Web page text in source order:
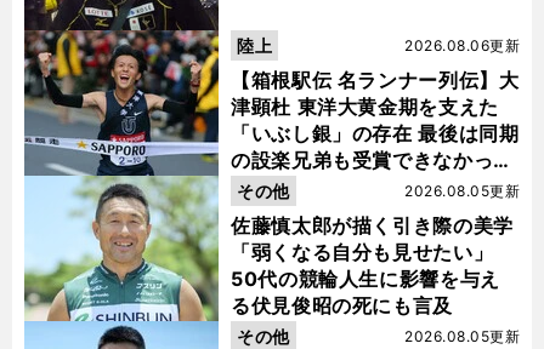
【箱根駅伝 名ランナー列伝】大
津顕杜 東洋大黄金期を支えた
「いぶし銀」の存在 最後は同期
の設楽兄弟も受賞できなかった
金栗杯に輝く
2026.08.06更新
陸上
佐藤慎太郎が描く引き際の美学
「弱くなる自分も見せたい」
50代の競輪人生に影響を与え
る伏見俊昭の死にも言及
2026.08.05更新
その他
2026.08.05更新
その他